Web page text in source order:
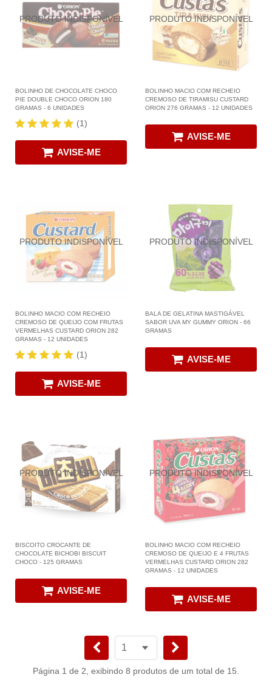
BOLINHO DE CHOCOLATE CHOCO
PIE DOUBLE CHOCO ORION 180
GRAMAS - 6 UNIDADES
(1)
AVISE-ME
BOLINHO MACIO COM RECHEIO
CREMOSO DE TIRAMISU CUSTARD
ORION 276 GRAMAS - 12 UNIDADES
AVISE-ME
BOLINHO MACIO COM RECHEIO
CREMOSO DE QUEIJO COM FRUTAS
VERMELHAS CUSTARD ORION 282
GRAMAS - 12 UNIDADES
(1)
AVISE-ME
BALA DE GELATINA MASTIGÁVEL
SABOR UVA MY GUMMY ORION - 66
GRAMAS
AVISE-ME
BISCOITO CROCANTE DE
CHOCOLATE BICHOBI BISCUIT
CHOCO - 125 GRAMAS
AVISE-ME
BOLINHO MACIO COM RECHEIO
CREMOSO DE QUEIJO E 4 FRUTAS
VERMELHAS CUSTARD ORION 282
GRAMAS - 12 UNIDADES
AVISE-ME
Página 1 de 2, exibindo 8 produtos de um total de 15.